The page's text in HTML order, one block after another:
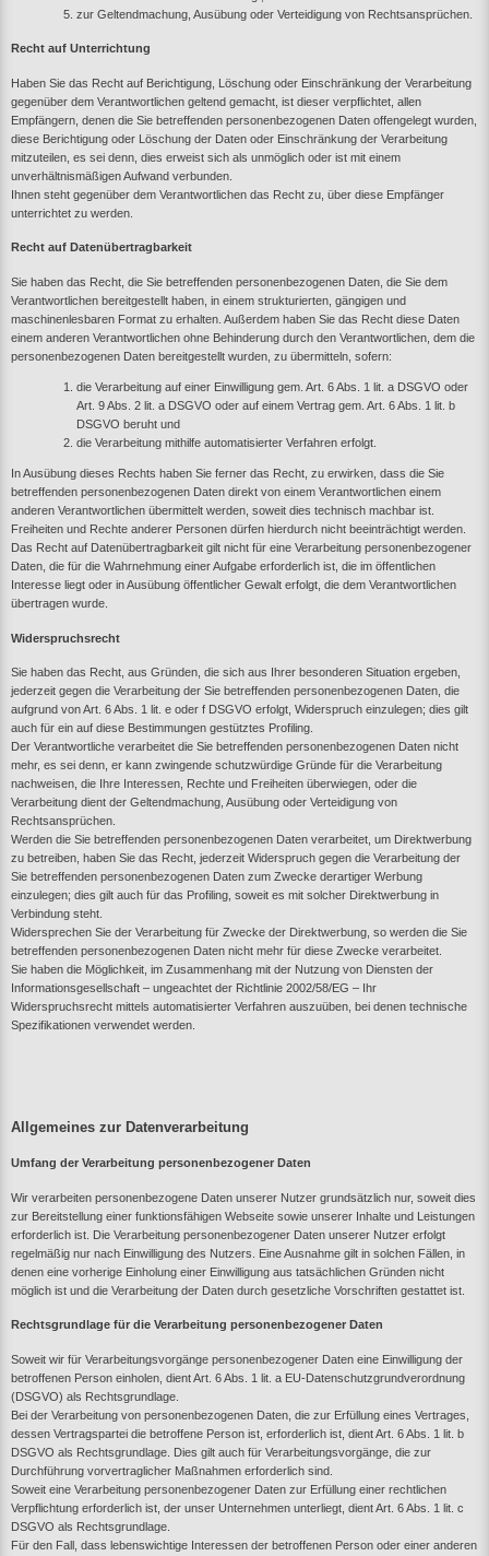
zur Geltendmachung, Ausübung oder Verteidigung von Rechtsansprüchen.
Recht auf Unterrichtung
Haben Sie das Recht auf Berichtigung, Löschung oder Einschränkung der Verarbeitung
gegenüber dem Verantwortlichen geltend gemacht, ist dieser verpflichtet, allen
Empfängern, denen die Sie betreffenden personenbezogenen Daten offengelegt wurden,
diese Berichtigung oder Löschung der Daten oder Einschränkung der Verarbeitung
mitzuteilen, es sei denn, dies erweist sich als unmöglich oder ist mit einem
unverhältnismäßigen Aufwand verbunden.
Ihnen steht gegenüber dem Verantwortlichen das Recht zu, über diese Empfänger
unterrichtet zu werden.
Recht auf Datenübertragbarkeit
Sie haben das Recht, die Sie betreffenden personenbezogenen Daten, die Sie dem
Verantwortlichen bereitgestellt haben, in einem strukturierten, gängigen und
maschinenlesbaren Format zu erhalten. Außerdem haben Sie das Recht diese Daten
einem anderen Verantwortlichen ohne Behinderung durch den Verantwortlichen, dem die
personenbezogenen Daten bereitgestellt wurden, zu übermitteln, sofern:
die Verarbeitung auf einer Einwilligung gem. Art. 6 Abs. 1 lit. a DSGVO oder
Art. 9 Abs. 2 lit. a DSGVO oder auf einem Vertrag gem. Art. 6 Abs. 1 lit. b
DSGVO beruht und
die Verarbeitung mithilfe automatisierter Verfahren erfolgt.
In Ausübung dieses Rechts haben Sie ferner das Recht, zu erwirken, dass die Sie
betreffenden personenbezogenen Daten direkt von einem Verantwortlichen einem
anderen Verantwortlichen übermittelt werden, soweit dies technisch machbar ist.
Freiheiten und Rechte anderer Personen dürfen hierdurch nicht beeinträchtigt werden.
Das Recht auf Datenübertragbarkeit gilt nicht für eine Verarbeitung personenbezogener
Daten, die für die Wahrnehmung einer Aufgabe erforderlich ist, die im öffentlichen
Interesse liegt oder in Ausübung öffentlicher Gewalt erfolgt, die dem Verantwortlichen
übertragen wurde.
Widerspruchsrecht
Sie haben das Recht, aus Gründen, die sich aus Ihrer besonderen Situation ergeben,
jederzeit gegen die Verarbeitung der Sie betreffenden personenbezogenen Daten, die
aufgrund von Art. 6 Abs. 1 lit. e oder f DSGVO erfolgt, Widerspruch einzulegen; dies gilt
auch für ein auf diese Bestimmungen gestütztes Profiling.
Der Verantwortliche verarbeitet die Sie betreffenden personenbezogenen Daten nicht
mehr, es sei denn, er kann zwingende schutzwürdige Gründe für die Verarbeitung
nachweisen, die Ihre Interessen, Rechte und Freiheiten überwiegen, oder die
Verarbeitung dient der Geltendmachung, Ausübung oder Verteidigung von
Rechtsansprüchen.
Werden die Sie betreffenden personenbezogenen Daten verarbeitet, um Direktwerbung
zu betreiben, haben Sie das Recht, jederzeit Widerspruch gegen die Verarbeitung der
Sie betreffenden personenbezogenen Daten zum Zwecke derartiger Werbung
einzulegen; dies gilt auch für das Profiling, soweit es mit solcher Direktwerbung in
Verbindung steht.
Widersprechen Sie der Verarbeitung für Zwecke der Direktwerbung, so werden die Sie
betreffenden personenbezogenen Daten nicht mehr für diese Zwecke verarbeitet.
Sie haben die Möglichkeit, im Zusammenhang mit der Nutzung von Diensten der
Informationsgesellschaft – ungeachtet der Richtlinie 2002/58/EG – Ihr
Widerspruchsrecht mittels automatisierter Verfahren auszuüben, bei denen technische
Spezifikationen verwendet werden.
Allgemeines zur Datenverarbeitung
Umfang der Verarbeitung personenbezogener Daten
Wir verarbeiten personenbezogene Daten unserer Nutzer grundsätzlich nur, soweit dies
zur Bereitstellung einer funktionsfähigen Webseite sowie unserer Inhalte und Leistungen
erforderlich ist. Die Verarbeitung personenbezogener Daten unserer Nutzer erfolgt
regelmäßig nur nach Einwilligung des Nutzers. Eine Ausnahme gilt in solchen Fällen, in
denen eine vorherige Einholung einer Einwilligung aus tatsächlichen Gründen nicht
möglich ist und die Verarbeitung der Daten durch gesetzliche Vorschriften gestattet ist.
Rechtsgrundlage für die Verarbeitung personenbezogener Daten
Soweit wir für Verarbeitungsvorgänge personenbezogener Daten eine Einwilligung der
betroffenen Person einholen, dient Art. 6 Abs. 1 lit. a EU-Datenschutzgrundverordnung
(DSGVO) als Rechtsgrundlage.
Bei der Verarbeitung von personenbezogenen Daten, die zur Erfüllung eines Vertrages,
dessen Vertragspartei die betroffene Person ist, erforderlich ist, dient Art. 6 Abs. 1 lit. b
DSGVO als Rechtsgrundlage. Dies gilt auch für Verarbeitungsvorgänge, die zur
Durchführung vorvertraglicher Maßnahmen erforderlich sind.
Soweit eine Verarbeitung personenbezogener Daten zur Erfüllung einer rechtlichen
Verpflichtung erforderlich ist, der unser Unternehmen unterliegt, dient Art. 6 Abs. 1 lit. c
DSGVO als Rechtsgrundlage.
Für den Fall, dass lebenswichtige Interessen der betroffenen Person oder einer anderen